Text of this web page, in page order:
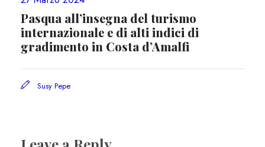
Pasqua all’insegna del turismo
internazionale e di alti indici di
gradimento in Costa d’Amalfi
Susy Pepe